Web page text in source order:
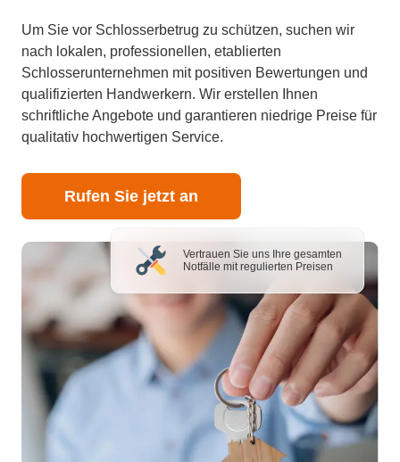
Um Sie vor Schlosserbetrug zu schützen, suchen wir
nach lokalen, professionellen, etablierten
Schlosserunternehmen mit positiven Bewertungen und
qualifizierten Handwerkern. Wir erstellen Ihnen
schriftliche Angebote und garantieren niedrige Preise für
qualitativ hochwertigen Service.
Rufen Sie jetzt an
Vertrauen Sie uns Ihre gesamten
Notfälle mit regulierten Preisen